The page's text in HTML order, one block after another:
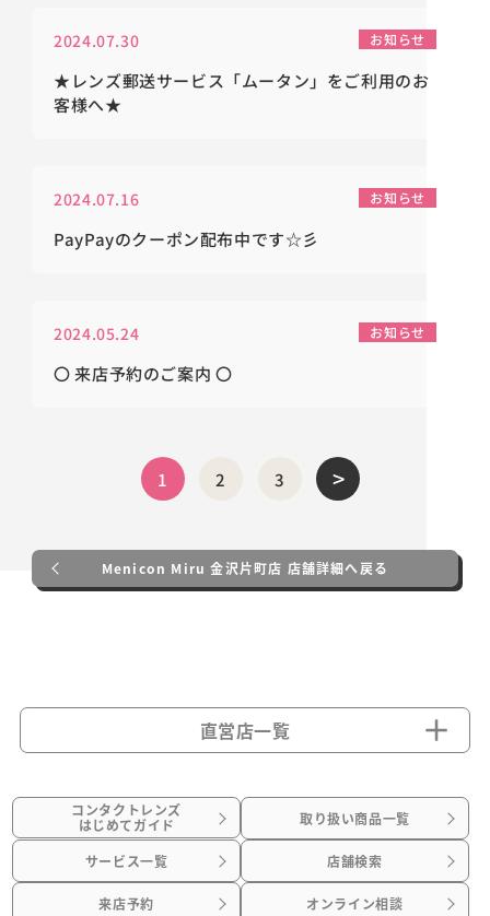
2024.07.30 お知らせ
★レンズ郵送サービス「ムータン」をご利用のお
客様へ★
2024.07.16 お知らせ
PayPayのクーポン配布中です☆彡
2024.05.24 お知らせ
〇 来店予約のご案内 〇
1 2 3 >
Menicon Miru 金沢片町店 店舗詳細へ戻る
直営店一覧
コンタクトレンズ
はじめてガイド 取り扱い商品一覧
サービス一覧 店舗検索
来店予約 オンライン相談